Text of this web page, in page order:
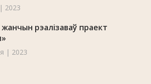
2023
рэалізаваў праект
| 2023